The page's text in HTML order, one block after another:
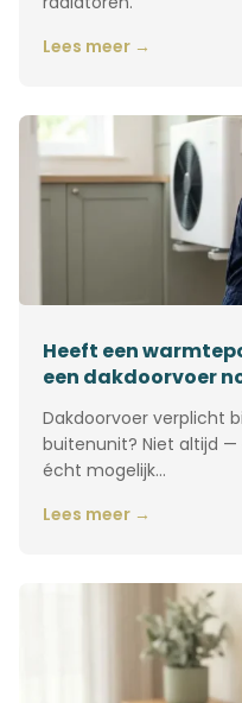
Lees meer →
Heeft een
een dakdoorvoer
Dakdoorvoer verplicht
buitenunit? Niet altijd
écht mogelijk…
Lees meer →